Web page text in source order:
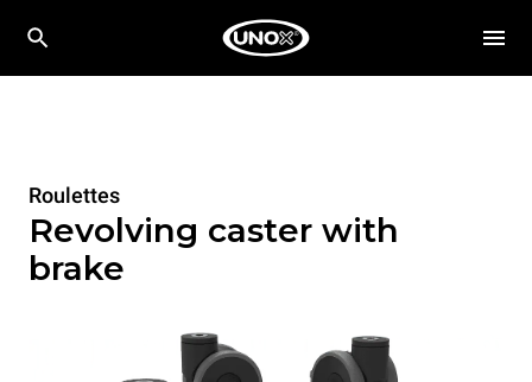
Roulettes
Revolving caster with
brake